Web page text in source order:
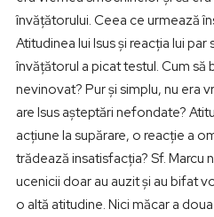
învățătorului. Ceea ce urmează
Atitudinea lui Isus și reacția lui
învățătorul a picat testul. Cum să
nevinovat? Pur și simplu, nu era
are Isus așteptări nefondate?
acțiune la supărare, o reacție a
trădează insatisfacția? Sf. Marcu
ucenicii doar au auzit și au bifat
o altă atitudine. Nici măcar a